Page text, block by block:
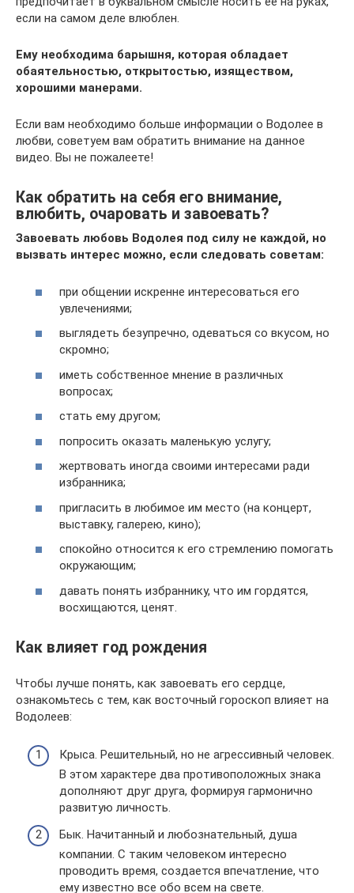
если на самом деле влюблен.
Ему необходима барышня, которая обладает
обаятельностью, открытостью, изяществом,
хорошими манерами.
Если вам необходимо больше информации о Водолее в
любви, советуем вам обратить внимание на данное
видео. Вы не пожалеете!
Как обратить на себя его внимание,
влюбить, очаровать и завоевать?
Завоевать любовь Водолея под силу не каждой, но
вызвать интерес можно, если следовать советам:
при общении искренне интересоваться его
увлечениями;
выглядеть безупречно, одеваться со вкусом, но
скромно;
иметь собственное мнение в различных
вопросах;
стать ему другом;
попросить оказать маленькую услугу;
жертвовать иногда своими интересами ради
избранника;
пригласить в любимое им место (на концерт,
выставку, галерею, кино);
спокойно относится к его стремлению помогать
окружающим;
давать понять избраннику, что им гордятся,
восхищаются, ценят.
Как влияет год рождения
Чтобы лучше понять, как завоевать его сердце,
ознакомьтесь с тем, как восточный гороскоп влияет на
Водолеев:
Крыса. Решительный, но не агрессивный человек.
В этом характере два противоположных знака
дополняют друг друга, формируя гармонично
развитую личность.
Бык. Начитанный и любознательный, душа
компании. С таким человеком интересно
проводить время, создается впечатление, что
ему известно все обо всем на свете.